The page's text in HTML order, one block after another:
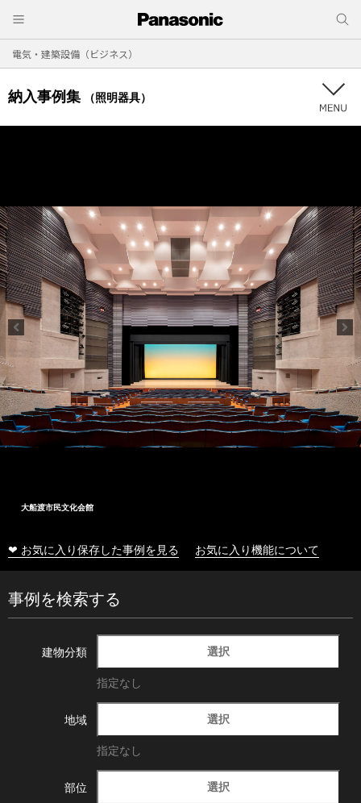
電気・建築設備（ビジネス）
納入事例集 （照明器具）
大船渡市民文化会館
❤ お気に入り保存した事例を見る お気に入り機能について
事例を検索する
建物分類 選択
指定なし
地域 選択
指定なし
部位 選択